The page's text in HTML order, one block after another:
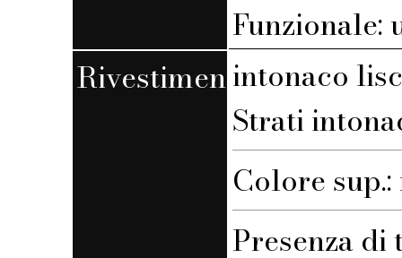
Funzionale:
Rivestimentointonaco
Strati
Colore
Presenza